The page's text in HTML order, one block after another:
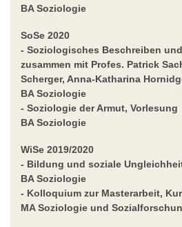
BA Soziologie
SoSe 2020
- Soziologisches Beschreiben
zusammen mit Profes. Patrick
Scherger, Anna-Katharina
BA Soziologie
- Soziologie der Armut, Vorlesung
BA Soziologie
WiSe 2019/2020
- Bildung und soziale
BA Soziologie
- Kolloquium zur Masterarbeit,
MA Soziologie und